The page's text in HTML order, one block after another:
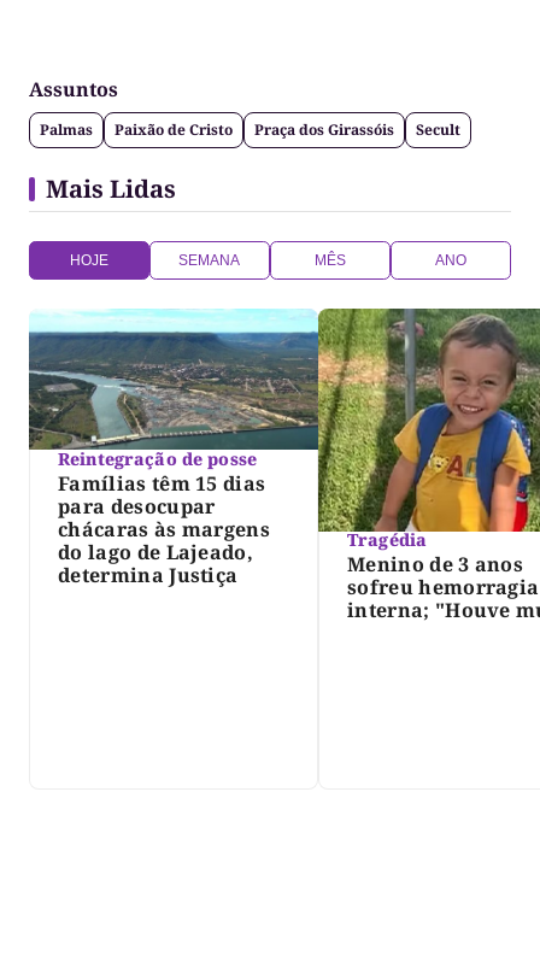
Assuntos
Palmas Paixão de Cristo Praça dos Girassóis Secult
Mais Lidas
HOJE SEMANA MÊS ANO
Reintegração de posse
Famílias têm 15 dias
para desocupar
chácaras às margens
do lago de Lajeado,
determina Justiça
Tragédia
Menino de 3 anos
sofreu hemorragia
interna; "Houve